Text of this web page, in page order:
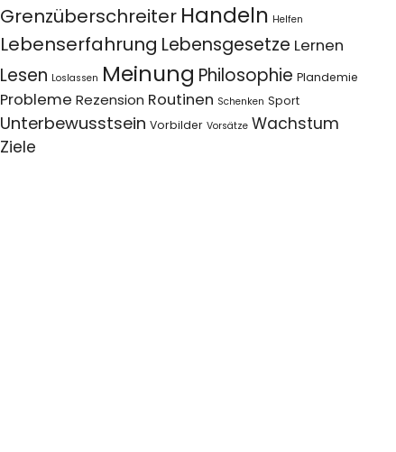
Grenzüberschreiter Handeln Helfen
Lebenserfahrung Lebensgesetze Lernen
Lesen Loslassen Meinung Philosophie Plandemie
Probleme Rezension Routinen Schenken Sport
Unterbewusstsein Vorbilder Vorsätze Wachstum
Ziele